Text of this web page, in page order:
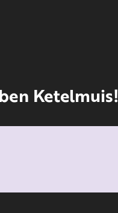
Ketelmuis!